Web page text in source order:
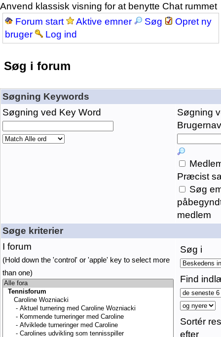
Anvend klassisk visning for at benytte Chat rummet
Forum start
Aktive emner Søg
Opret ny
bruger
Log ind
Søg i forum
Søgning Keywords
Søgning ved Key Word
Søgning
Præcist
Søg
medlem
Søge kriterier
I forum
(Hold down the 'control' or 'apple' key to select more
than one)
Søg i
Find
Sortér
efter